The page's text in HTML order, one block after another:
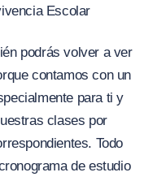
Escolar
podrás volver a ver
contamos con un
para ti y
clases por
Todo
de estudio